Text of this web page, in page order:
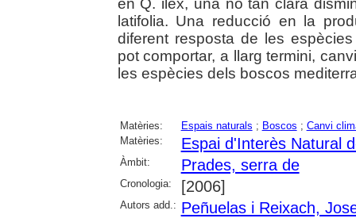
en Q. ilex, una no tan clara
latifolia. Una reducció en la
diferent resposta de les
pot comportar, a llarg termini,
les espècies dels boscos
Matèries: Espais naturals ; Boscos ; Canvi
Matèries:
Espai d'Interès Natural
Àmbit: Prades, serra de
Cronologia: [2006]
Autors add.: Peñuelas i Reixach,